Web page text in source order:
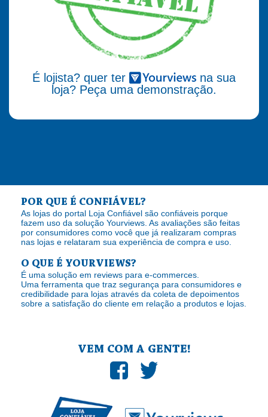
É lojista? quer ter
na sua
loja? Peça uma demonstração.
POR QUE É CONFIÁVEL?
As lojas do portal Loja Confiável são confiáveis porque
fazem uso da solução Yourviews. As avaliações são feitas
por consumidores como você que já realizaram compras
nas lojas e relataram sua experiência de compra e uso.
O QUE É YOURVIEWS?
É uma solução em reviews para e-commerces.
Uma ferramenta que traz segurança para consumidores e
credibilidade para lojas através da coleta de depoimentos
sobre a satisfação do cliente em relação a produtos e lojas.
VEM COM A GENTE!